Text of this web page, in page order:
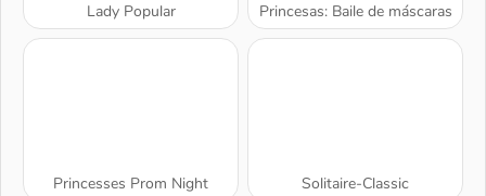
Lady Popular Princesas: Baile de máscaras
Princesses Prom Night Solitaire-Classic